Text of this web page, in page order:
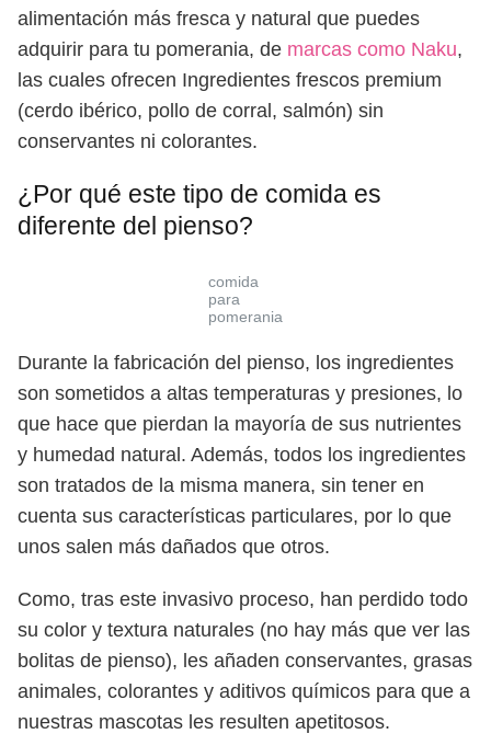
alimentación más fresca y natural que puedes
adquirir para tu pomerania, de marcas como Naku,
las cuales ofrecen Ingredientes frescos premium
(cerdo ibérico, pollo de corral, salmón) sin
conservantes ni colorantes.
¿Por qué este tipo de comida es
diferente del pienso?
comida
para
pomerania
Durante la fabricación del pienso, los ingredientes
son sometidos a altas temperaturas y presiones, lo
que hace que pierdan la mayoría de sus nutrientes
y humedad natural. Además, todos los ingredientes
son tratados de la misma manera, sin tener en
cuenta sus características particulares, por lo que
unos salen más dañados que otros.
Como, tras este invasivo proceso, han perdido todo
su color y textura naturales (no hay más que ver las
bolitas de pienso), les añaden conservantes, grasas
animales, colorantes y aditivos químicos para que a
nuestras mascotas les resulten apetitosos.